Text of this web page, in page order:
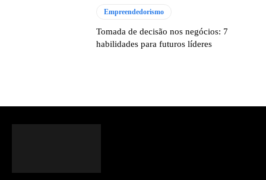
Empreendedorismo
Tomada de decisão nos negócios: 7
habilidades para futuros líderes